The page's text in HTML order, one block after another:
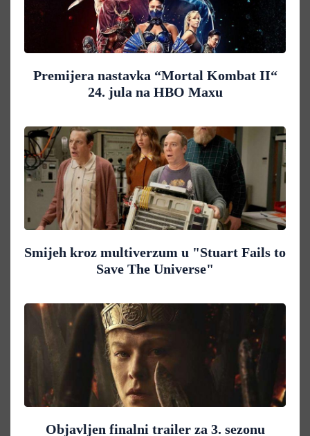
Premijera nastavka “Mortal Kombat II“
24. jula na HBO Maxu
Smijeh kroz multiverzum u "Stuart Fails to
Save The Universe"
Objavljen finalni trailer za 3. sezonu